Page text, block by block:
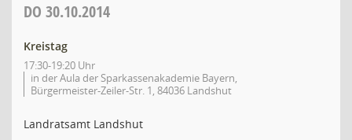
DO 30.10.2014
Kreistag
17:30-19:20 Uhr
in der Aula der Sparkassenakademie Bayern,
Bürgermeister-Zeiler-Str. 1, 84036 Landshut
Landratsamt Landshut